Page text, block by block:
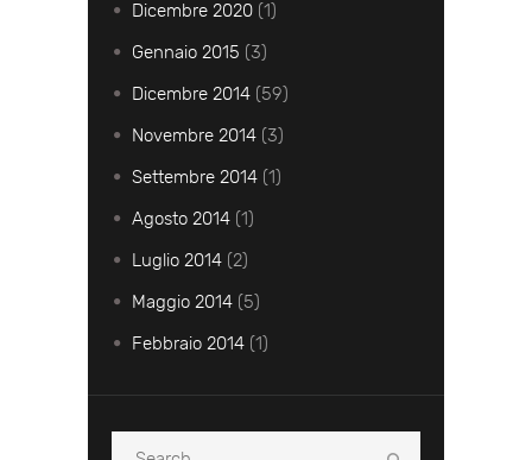
Dicembre 2020 (1)
Gennaio 2015 (3)
Dicembre 2014 (59)
Novembre 2014 (3)
Settembre 2014 (1)
Agosto 2014 (1)
Luglio 2014 (2)
Maggio 2014 (5)
Febbraio 2014 (1)